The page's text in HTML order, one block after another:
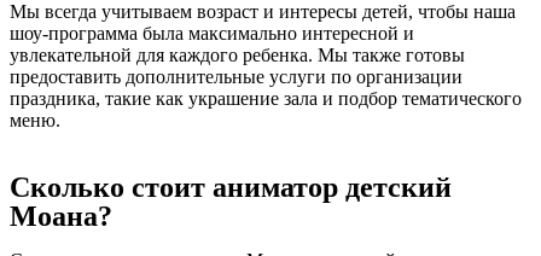
Мы всегда учитываем возраст и интересы детей, чтобы наша
шоу-программа была максимально интересной и
увлекательной для каждого ребенка. Мы также готовы
предоставить дополнительные услуги по организации
праздника, такие как украшение зала и подбор тематического
меню.
Сколько стоит аниматор детский
Моана?